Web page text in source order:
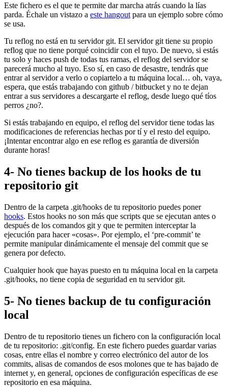
Este fichero es el que te permite dar marcha atrás cuando la lías
parda. Échale un vistazo a este hangout para un ejemplo sobre cómo
se usa.
Tu reflog no está en tu servidor git. El servidor git tiene su propio
reflog que no tiene porqué coincidir con el tuyo. De nuevo, si estás
tu solo y haces push de todas tus ramas, el reflog del servidor se
parecerá mucho al tuyo. Eso sí, en caso de desastre, tendrás que
entrar al servidor a verlo o copiartelo a tu máquina local… oh, vaya,
espera, que estás trabajando con github / bitbucket y no te dejan
entrar a sus servidores a descargarte el reflog, desde luego qué tíos
perros ¿no?.
Si estás trabajando en equipo, el reflog del servidor tiene todas las
modificaciones de referencias hechas por tí y el resto del equipo.
¡Intentar encontrar algo en ese reflog es garantía de diversión
durante horas!
4- No tienes backup de los hooks de tu
repositorio git
Dentro de la carpeta .git/hooks de tu repositorio puedes poner
hooks. Estos hooks no son más que scripts que se ejecutan antes o
después de los comandos git y que te permiten interceptar la
ejecución para hacer «cosas». Por ejemplo, el ‘pre-commit’ te
permite manipular dinámicamente el mensaje del commit que se
genera por defecto.
Cualquier hook que hayas puesto en tu máquina local en la carpeta
.git/hooks, no tiene copia de seguridad en tu servidor git.
5- No tienes backup de tu configuración
local
Dentro de tu repositorio tienes un fichero con la configuración local
de tu repositorio: .git/config. En este fichero puedes guardar varias
cosas, entre ellas el nombre y correo electrónico del autor de los
commits, alisas de comandos de esos molones que te has bajado de
internet y, en general, opciones de configuración específicas de ese
repositorio en esa máquina.